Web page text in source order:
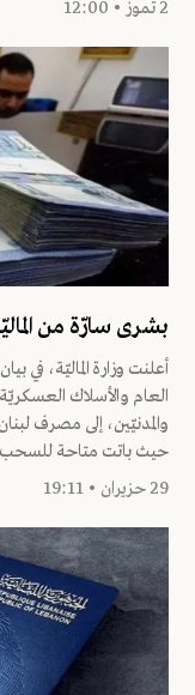
2 تموز • 12:00
بشرى سارّة من
أعلنت وزارة الماليّة، في
العام والأسلاك
والمدنيّين، إلى مصرف
حيث باتت متاحة للسحب
29 حزيران • 19:11